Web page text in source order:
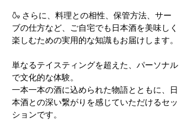
🍶 さらに、料理との相性、保管方法、サー
ブの仕方など、ご自宅でも日本酒を美味しく
楽しむための実用的な知識もお届けします。
単なるテイスティングを超えた、パーソナル
で文化的な体験。
一本一本の酒に込められた物語とともに、日
本酒との深い繋がりを感じていただけるセッ
ションです。